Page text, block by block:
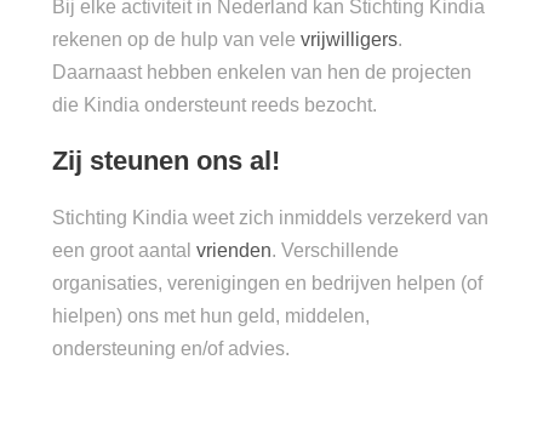
Bij elke activiteit in Nederland kan Stichting Kindia
rekenen op de hulp van vele vrijwilligers.
Daarnaast hebben enkelen van hen de projecten
die Kindia ondersteunt reeds bezocht.
Zij steunen ons al!
Stichting Kindia weet zich inmiddels verzekerd van
een groot aantal vrienden. Verschillende
organisaties, verenigingen en bedrijven helpen (of
hielpen) ons met hun geld, middelen,
ondersteuning en/of advies.